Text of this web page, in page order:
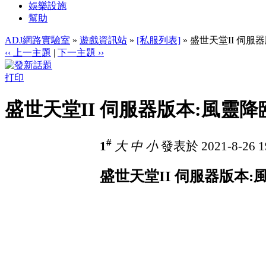
娛樂設施
幫助
ADJ網路實驗室 » 遊戲資訊站 » [私服列表] » 盛世天堂II 伺服
‹‹ 上一主題 | 下一主題 ››
打印
盛世天堂II 伺服器版本:風靈降
1# 大 中 小發表於 2021-8-26
盛世天堂II 伺服器版本: